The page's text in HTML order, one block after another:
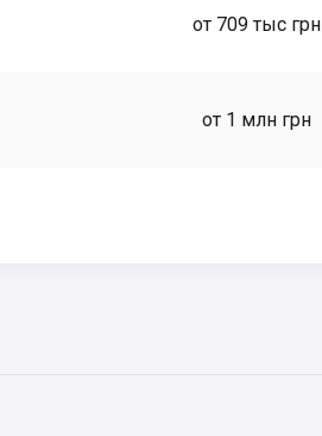
от 709 тыс грн
от 1 млн грн